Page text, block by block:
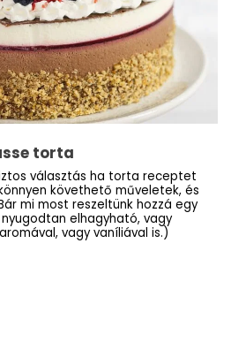
torta
választás ha torta receptet
követhető műveletek, és
mi most reszeltünk hozzá egy
elhagyható, vagy
vagy vaníliával is.)